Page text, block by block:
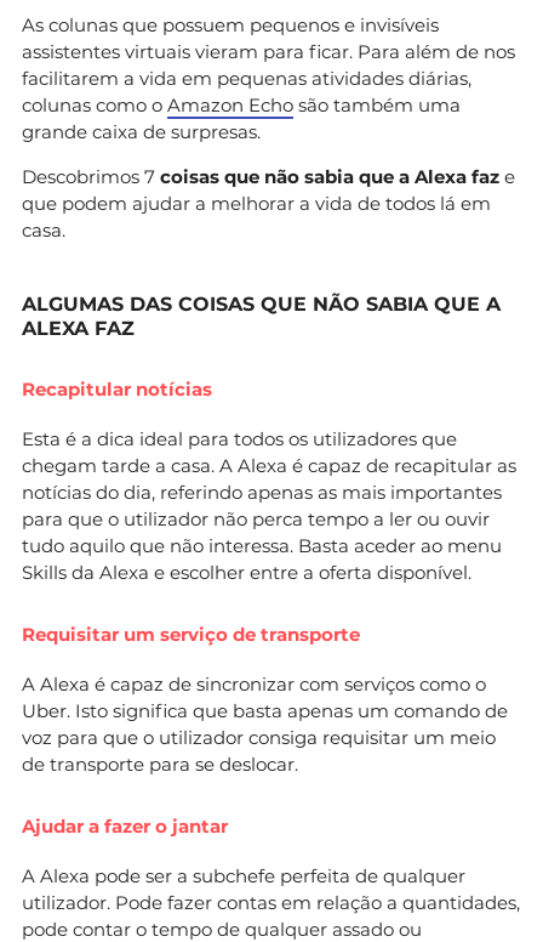
As colunas que possuem pequenos e invisíveis
assistentes virtuais vieram para ficar. Para além de nos
facilitarem a vida em pequenas atividades diárias,
colunas como o Amazon Echo são também uma
grande caixa de surpresas.
Descobrimos 7 coisas que não sabia que a Alexa faz e
que podem ajudar a melhorar a vida de todos lá em
casa.
ALGUMAS DAS COISAS QUE NÃO SABIA QUE A
ALEXA FAZ
Recapitular notícias
Esta é a dica ideal para todos os utilizadores que
chegam tarde a casa. A Alexa é capaz de recapitular as
notícias do dia, referindo apenas as mais importantes
para que o utilizador não perca tempo a ler ou ouvir
tudo aquilo que não interessa. Basta aceder ao menu
Skills da Alexa e escolher entre a oferta disponível.
Requisitar um serviço de transporte
A Alexa é capaz de sincronizar com serviços como o
Uber. Isto significa que basta apenas um comando de
voz para que o utilizador consiga requisitar um meio
de transporte para se deslocar.
Ajudar a fazer o jantar
A Alexa pode ser a subchefe perfeita de qualquer
utilizador. Pode fazer contas em relação a quantidades,
pode contar o tempo de qualquer assado ou